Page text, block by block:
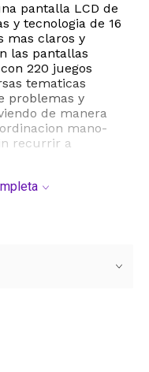
pantalla LCD de
y tecnologia de 16
mas claros y
las pantallas
220 juegos
tematicas
problemas y
de manera
mano-
recurrir a
la consola
mas